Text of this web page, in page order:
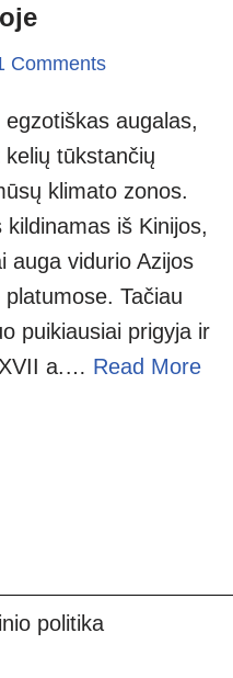
Comments
augalas,
tūkstančių
klimato zonos.
iš Kinijos,
auga vidurio Azijos
Tačiau
puikiausiai prigyja ir
a.… Read More
politika